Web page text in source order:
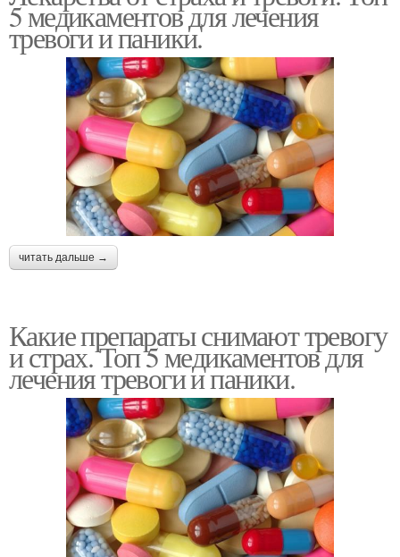
5 медикаментов для лечения
тревоги и паники.
читать дальше →
Какие препараты снимают тревогу
и страх. Топ 5 медикаментов для
лечения тревоги и паники.